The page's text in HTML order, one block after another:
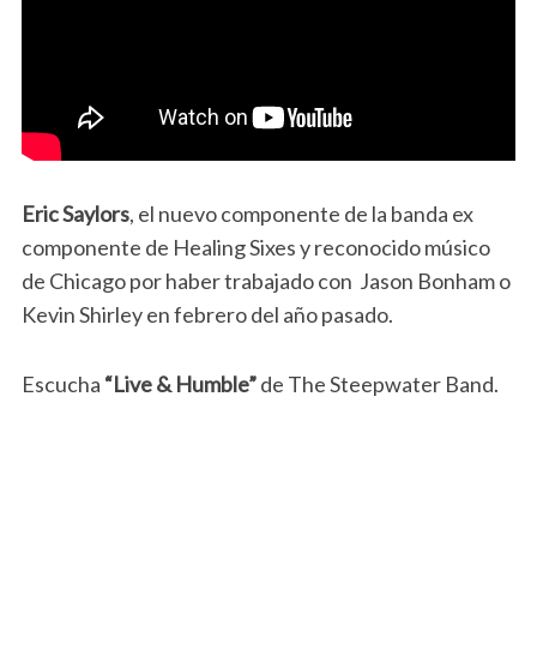
Eric Saylors, el nuevo componente de la banda ex
componente de Healing Sixes y reconocido músico
de Chicago por haber trabajado con Jason Bonham o
Kevin Shirley en febrero del año pasado.
Escucha “Live & Humble”de The Steepwater Band.